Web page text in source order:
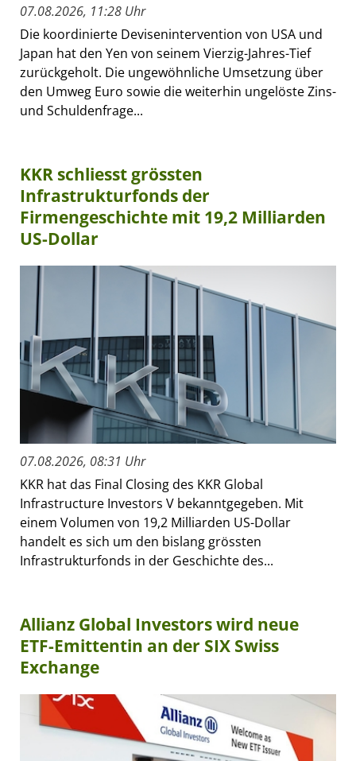
07.08.2026, 11:28 Uhr
Die koordinierte Devisenintervention von USA und
Japan hat den Yen von seinem Vierzig-Jahres-Tief
zurückgeholt. Die ungewöhnliche Umsetzung über
den Umweg Euro sowie die weiterhin ungelöste Zins-
und Schuldenfrage...
KKR schliesst grössten
Infrastrukturfonds der
Firmengeschichte mit 19,2 Milliarden
US-Dollar
07.08.2026, 08:31 Uhr
KKR hat das Final Closing des KKR Global
Infrastructure Investors V bekanntgegeben. Mit
einem Volumen von 19,2 Milliarden US-Dollar
handelt es sich um den bislang grössten
Infrastrukturfonds in der Geschichte des...
Allianz Global Investors wird neue
ETF-Emittentin an der SIX Swiss
Exchange